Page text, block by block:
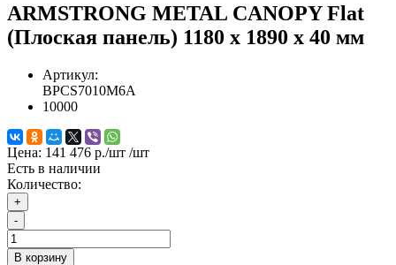
ARMSTRONG METAL CANOPY Flat
(Плоская панель) 1180 x 1890 x 40 мм
Артикул:
BPCS7010M6A
10000
Цена: 141 476 р./шт /шт
Есть в наличии
Количество:
+
-
В корзину